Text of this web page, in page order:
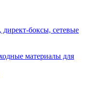
боксы, сетевые
материалы для